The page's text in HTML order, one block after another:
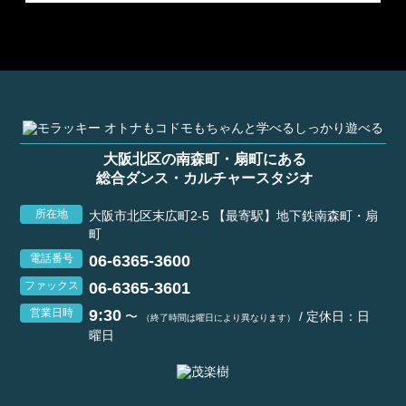
大阪北区の南森町・扇町にある
総合ダンス・カルチャースタジオ
所在地
大阪市北区末広町2-5 【最寄駅】地下鉄南森町・扇
町
電話番号 06-6365-3600
ファックス 06-6365-3601
営業日時 9:30 〜 （終了時間は曜日により異なります）
/ 定休日：日
曜日